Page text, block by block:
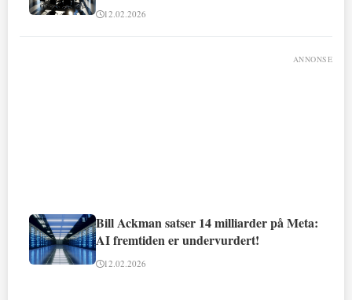
12.02.2026
ANNONSE
Bill Ackman satser 14 milliarder på Meta:
AI fremtiden er undervurdert!
12.02.2026